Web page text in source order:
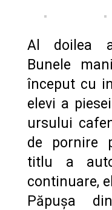
Al doilea
Bunele
început cu
elevi a
ursului
de pornire
titlu a
continuare,
Păpușa